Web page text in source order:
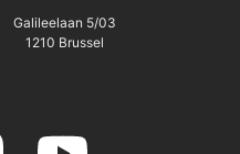
Galileelaan 5/03
1210 Brussel